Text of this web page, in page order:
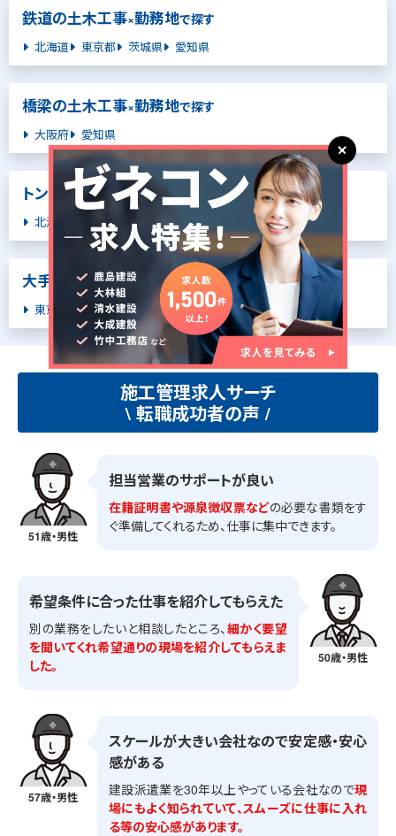
鉄道の土木工事×勤務地で探す
北海道 東京都 茨城県 愛知県
橋梁の土木工事×勤務地で探す
大阪府 愛知県
トンネルの土木工事× 勤務地 で探す
北海道
大手 勤務地で探す
東京都
施工管理求人サーチ
\ 転職成功者の声 /
51歳・男性
担当営業のサポートが良い
在籍証明書や源泉徴収票などの必要な書類をす
ぐ準備してくれるため、仕事に集中できます。
50歳・男性
希望条件に合った仕事を紹介してもらえた
別の業務をしたいと相談したところ、細かく要望
を聞いてくれ希望通りの現場を紹介してもらえま
した。
57歳・男性
スケールが大きい会社なので安定感・安心
感がある
建設派遣業を30年以上やっている会社なので現
場にもよく知られていて、スムーズに仕事に入れ
る等の安心感があります。